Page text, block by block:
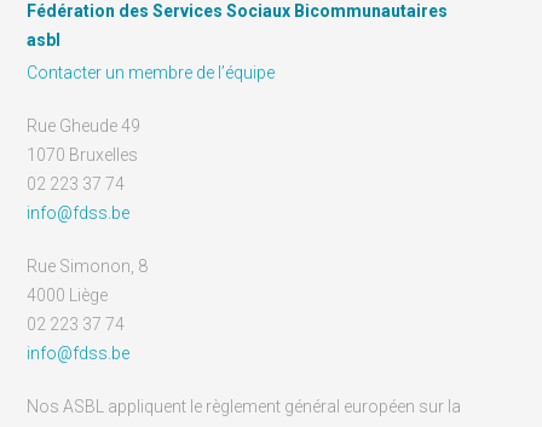
Fédération des Services Sociaux Bicommunautaires
asbl
Contacter un membre de l’équipe
Rue Gheude 49
1070 Bruxelles
02 223 37 74
info@fdss.be
Rue Simonon, 8
4000 Liège
02 223 37 74
info@fdss.be
Nos ASBL appliquent le règlement général européen sur la